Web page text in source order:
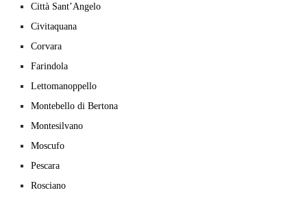
Città Sant’Angelo
Civitaquana
Corvara
Farindola
Lettomanoppello
Montebello di Bertona
Montesilvano
Moscufo
Pescara
Rosciano